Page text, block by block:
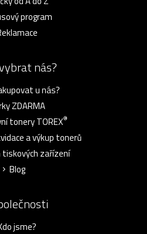
program
nás?
u nás?
ZDARMA
tonery TOREX®
a výkup tonerů
tiskových zařízení
Blog
jsme?